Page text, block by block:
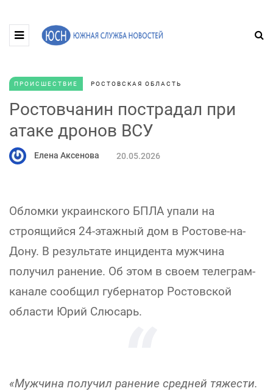
ПРОИСШЕСТВИЕ РОСТОВСКАЯ ОБЛАСТЬ
Ростовчанин пострадал при
атаке дронов ВСУ
Елена Аксенова 20.05.2026
Обломки украинского БПЛА упали на
строящийся 24-этажный дом в Ростове-на-
Дону. В результате инцидента мужчина
получил ранение. Об этом в своем телеграм-
канале сообщил губернатор Ростовской
области Юрий Слюсарь.
«Мужчина получил ранение средней тяжести.